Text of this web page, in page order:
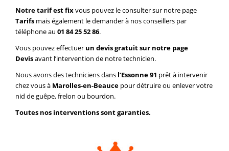
Notre tarif est fixvous pouvez le consulter sur notre page
Tarifs mais également le demander à nos conseillers par
téléphone au 01 84 25 52 86.
Vous pouvez effectuer un devis gratuit sur notre page
Devisavant l’intervention de notre technicien.
Nous avons des techniciens dans l’Essonne 91 prêt à intervenir
chez vous à Marolles-en-Beauce pour détruire ou enlever votre
nid de guêpe, frelon ou bourdon.
Toutes nos interventions sont garanties.